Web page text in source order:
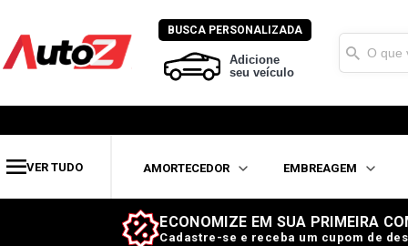
BUSCA PERSONALIZADA
Adicione
seu veículo
VER TUDO AMORTECEDOR EMBREAGEM
ECONOMIZE EM SUA PRIMEIRA
Cadastre-se e receba um cupom de